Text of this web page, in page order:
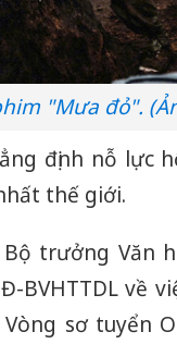
"Mưa đỏ".
định nỗ lực
thế giới.
trưởng Văn
BVHTTDL về
sơ tuyển